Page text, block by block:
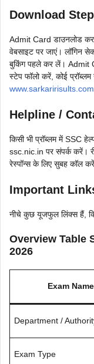
Download
Admit Card डाउनलोड
वेबसाइट पर जाएं। लॉगिन
बुकिंग पहले कर लें। Admit
स्टेप फॉलो करें, कोई
www.sarkaririsults.com
Helpline /
किसी भी प्रॉब्लम में SSC
ssc.nic.in पर संपर्क करें।
रेस्पॉन्स के लिए सुबह कॉल
Important
नीचे कुछ यूजफुल लिंक्स हैं,
Overview Table
2026
Exam Name
Department /
Exam Type